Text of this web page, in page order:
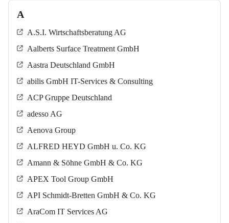
A
A.S.I. Wirtschaftsberatung AG
Aalberts Surface Treatment GmbH
Aastra Deutschland GmbH
abilis GmbH IT-Services & Consulting
ACP Gruppe Deutschland
adesso AG
Aenova Group
ALFRED HEYD GmbH u. Co. KG
Amann & Söhne GmbH & Co. KG
APEX Tool Group GmbH
API Schmidt-Bretten GmbH & Co. KG
AraCom IT Services AG